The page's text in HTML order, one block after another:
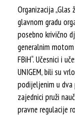
Organizacija
glavnom gradu
posebno krivično
generalnim
FBiH“. Učesnici i
UNIGEM, bili su
podijeljenim u
zajednici pruži
pravne regulacije